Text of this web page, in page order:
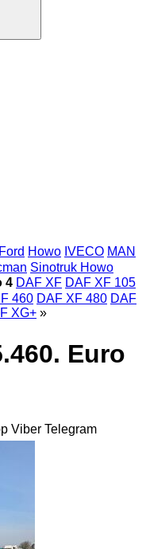
Ford Howo IVECO MAN
Sinotruk Howo
4 DAF XF DAF XF 105
460 DAF XF 480 DAF
XG+ »
Euro
Viber Telegram